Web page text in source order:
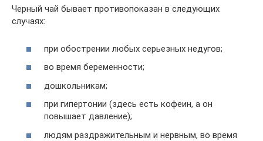
Черный чай бывает противопоказан в следующих
случаях:
при обострении любых серьезных недугов;
во время беременности;
дошкольникам;
при гипертонии (здесь есть кофеин, а он
повышает давление);
людям раздражительным и нервным, во время